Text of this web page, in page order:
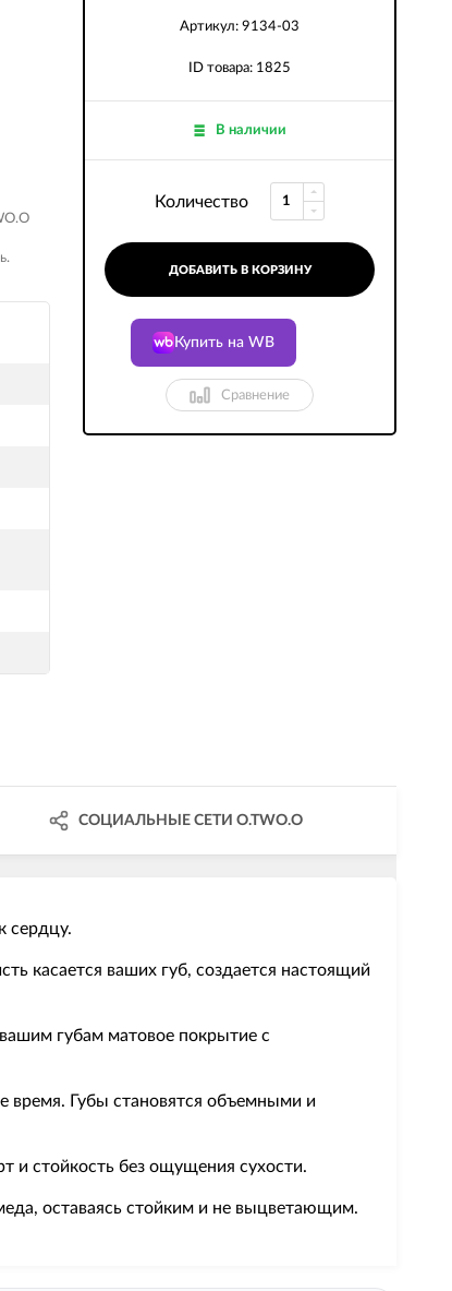
Артикул: 9134-03
ID товара: 1825
В наличии
Количество
ДОБАВИТЬ В КОРЗИНУ
Купить на WB
Сравнение
СОЦИАЛЬНЫЕ СЕТИ O.TWO.O
сердцу.
касается ваших губ, создается настоящий
губам матовое покрытие с
время. Губы становятся объемными и
и стойкость без ощущения сухости.
оставаясь стойким и не выцветающим.